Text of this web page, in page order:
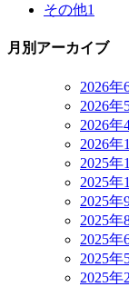
その他1
月別アーカイブ
2026年
2026年
2026年
2026年
2025年
2025年
2025年
2025年
2025年
2025年
2025年